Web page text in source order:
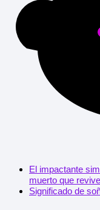
El impactante
muerto que revive
Significado de